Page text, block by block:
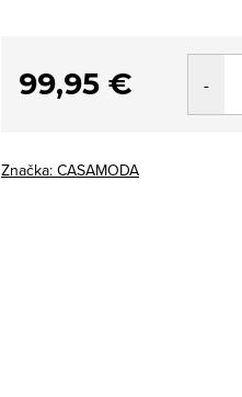
99,95 €
cena:
Značka: CASAMODA